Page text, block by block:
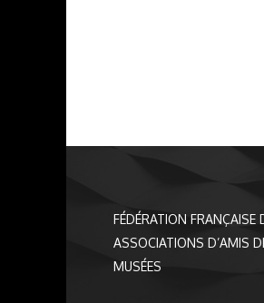
FÉDÉRATION FRANÇAISE
ASSOCIATIONS D’AMIS
MUSÉES